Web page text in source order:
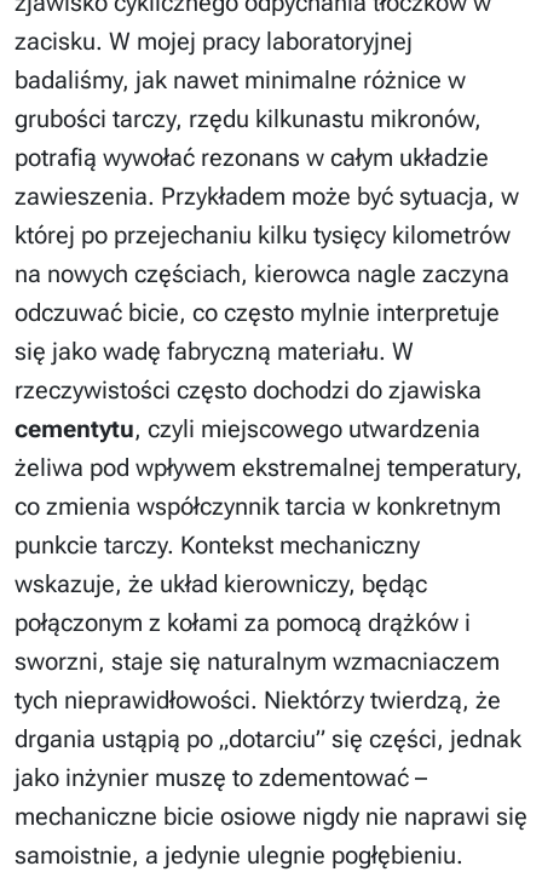
zacisku. W mojej pracy laboratoryjnej
badaliśmy, jak nawet minimalne różnice w
grubości tarczy, rzędu kilkunastu mikronów,
potrafią wywołać rezonans w całym układzie
zawieszenia. Przykładem może być sytuacja, w
której po przejechaniu kilku tysięcy kilometrów
na nowych częściach, kierowca nagle zaczyna
odczuwać bicie, co często mylnie interpretuje
się jako wadę fabryczną materiału. W
rzeczywistości często dochodzi do zjawiska
cementytu, czyli miejscowego utwardzenia
żeliwa pod wpływem ekstremalnej temperatury,
co zmienia współczynnik tarcia w konkretnym
punkcie tarczy. Kontekst mechaniczny
wskazuje, że układ kierowniczy, będąc
połączonym z kołami za pomocą drążków i
sworzni, staje się naturalnym wzmacniaczem
tych nieprawidłowości. Niektórzy twierdzą, że
drgania ustąpią po „dotarciu” się części, jednak
jako inżynier muszę to zdementować –
mechaniczne bicie osiowe nigdy nie naprawi się
samoistnie, a jedynie ulegnie pogłębieniu.